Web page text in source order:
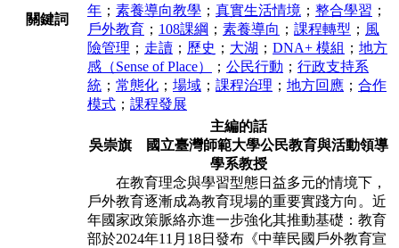
關鍵詞
年 ； 素養導向教學 ； 真實⽣活情境 ； 整合學習 ；
⼾外教育 ； 108課綱 ； 素養導向 ； 課程轉型 ； 風
險管理 ； ⾛讀 ； 歷史 ； ⼤湖 ； DNA+ 模組 ； 地⽅
感（Sense of Place）
； 公⺠⾏動 ； ⾏政⽀持系
統 ； 常態化 ； 場域 ； 課程治理 ； 地⽅回應 ； 合作
模式 ； 課程發展
主編的話
吳崇旗 國立臺灣師範⼤學公⺠教育與活動領導
學系教授
在教育理念與學習型態⽇益多元的情境下，
⼾外教育逐漸成為教育現場的重要實踐⽅向。近
年國家政策脈絡亦進⼀步強化其推動基礎：教育
部於2024年11⽉ 18⽇發布《中華⺠國⼾外教育宣